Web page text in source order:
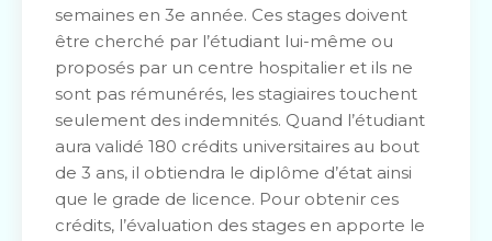
semaines en 3e année. Ces stages doivent
être cherché par l’étudiant lui-même ou
proposés par un centre hospitalier et ils ne
sont pas rémunérés, les stagiaires touchent
seulement des indemnités. Quand l’étudiant
aura validé 180 crédits universitaires au bout
de 3 ans, il obtiendra le diplôme d’état ainsi
que le grade de licence. Pour obtenir ces
crédits, l’évaluation des stages en apporte le